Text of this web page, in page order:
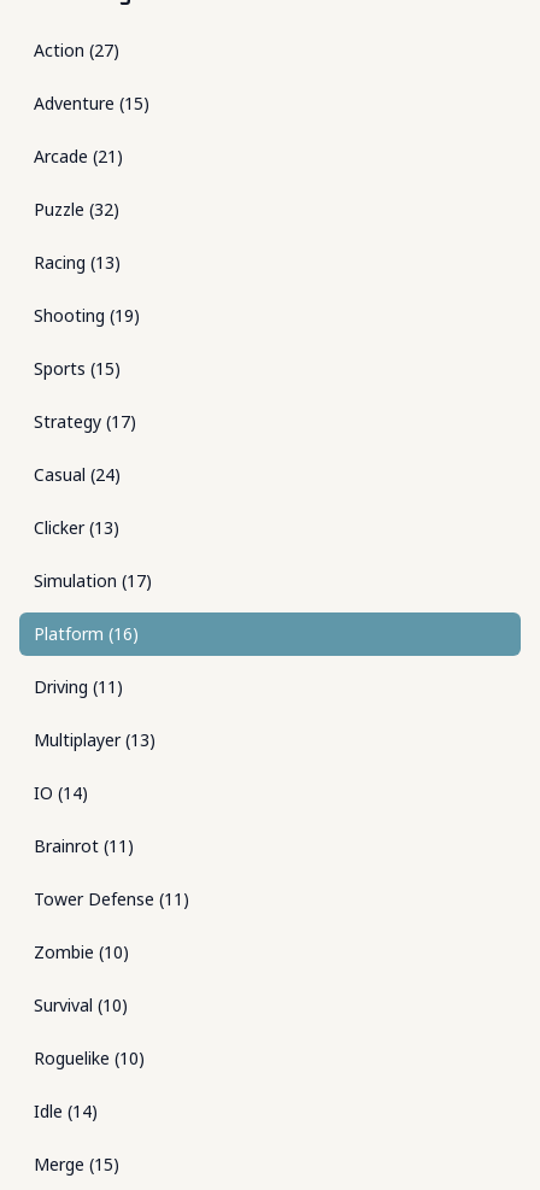
Action (27)
Adventure (15)
Arcade (21 )
Puzzle (32)
Racing (13)
Shooting (19)
Sports (15)
Strategy (17)
Casual (24)
Clicker(13)
Simulation (17)
Platform (16)
Driving (11 )
Multiplayer(13)
IO (14)
Brainrot (11 )
Tower Defense (11 )
Zombie (10)
Survival (10)
Roguelike (10)
Idle (14)
Merge (15)